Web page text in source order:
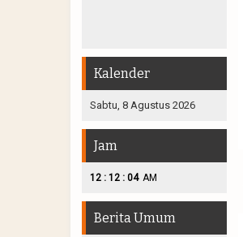
Kalender
Sabtu, 8 Agustus 2026
Jam
12 : 12 : 05 AM
Berita Umum